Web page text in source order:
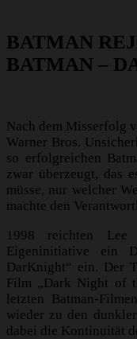
BATMAN
BATMAN –
Nach dem Misserfolg
Warner Bros.
so erfolgreichen
zwar überzeugt, das
müsse, nur welcher
machte den
1998 reichten
Eigeninitiative ein
DarKnight“ ein. Der
Film „Dark Night of
letzten Batman-
wieder zu den
dabei die Kontinuität